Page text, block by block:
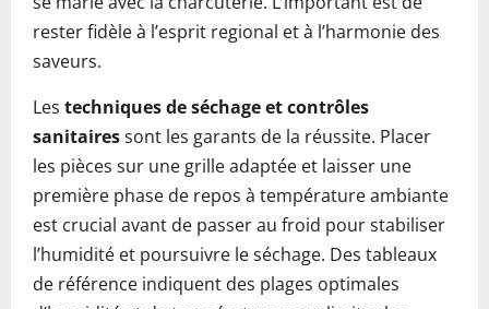
rester fidèle à l’esprit regional et à l’harmonie des
saveurs.
Les techniques de séchage et contrôles
sanitairessont les garants de la réussite. Placer
les pièces sur une grille adaptée et laisser une
première phase de repos à température ambiante
est crucial avant de passer au froid pour stabiliser
l’humidité et poursuivre le séchage. Des tableaux
de référence indiquent des plages optimales